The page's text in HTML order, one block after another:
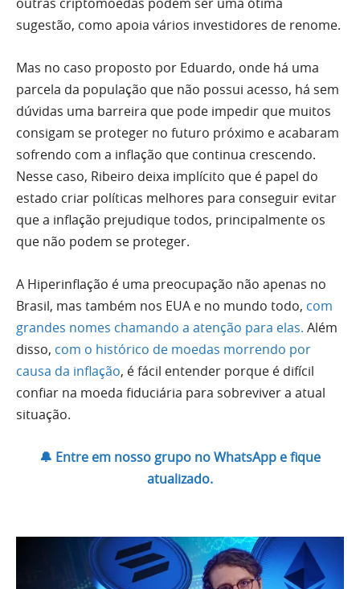
sugestão, como apoia vários investidores de renome.
Mas no caso proposto por Eduardo, onde há uma
parcela da população que não possui acesso, há sem
dúvidas uma barreira que pode impedir que muitos
consigam se proteger no futuro próximo e acabaram
sofrendo com a inflação que continua crescendo.
Nesse caso, Ribeiro deixa implícito que é papel do
estado criar políticas melhores para conseguir evitar
que a inflação prejudique todos, principalmente os
que não podem se proteger.
A Hiperinflação é uma preocupação não apenas no
Brasil, mas também nos EUA e no mundo todo, com
grandes nomes chamando a atenção para elas. Além
disso, com o histórico de moedas morrendo por
causa da inflação, é fácil entender porque é difícil
confiar na moeda fiduciária para sobreviver a atual
situação.
🔔 Entre em nosso grupo no WhatsApp e fique
atualizado.